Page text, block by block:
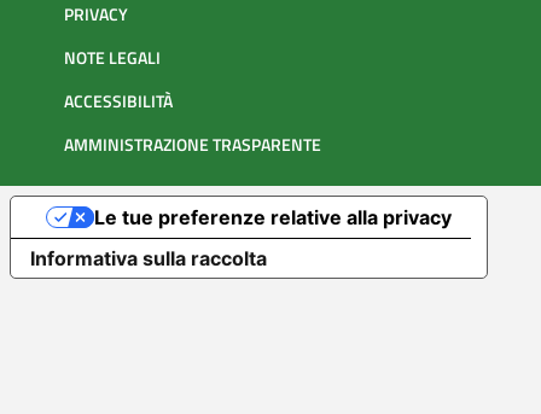
PRIVACY
NOTE LEGALI
ACCESSIBILITÀ
AMMINISTRAZIONE TRASPARENTE
Informativa sulla raccolta
Le tue preferenze relative alla privacy